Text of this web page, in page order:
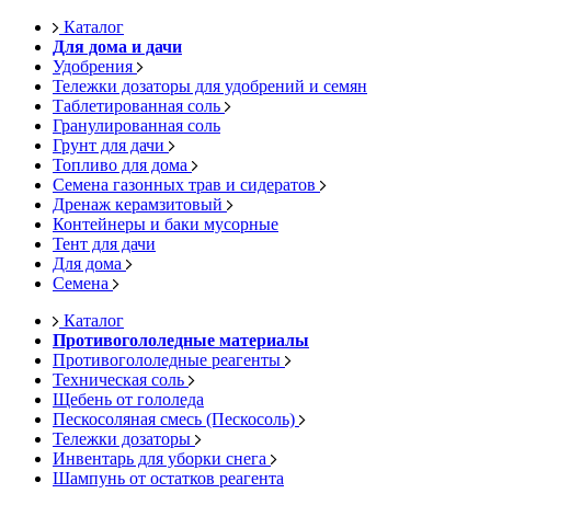
Каталог
Для дома и дачи
Удобрения
Тележки дозаторы для удобрений и семян
Таблетированная соль
Гранулированная соль
Грунт для дачи
Топливо для дома
Семена газонных трав и сидератов
Дренаж керамзитовый
Контейнеры и баки мусорные
Тент для дачи
Для дома
Семена
Каталог
Противогололедные материалы
Противогололедные реагенты
Техническая соль
Щебень от гололеда
Пескосоляная смесь (Пескосоль)
Тележки дозаторы
Инвентарь для уборки снега
Шампунь от остатков реагента